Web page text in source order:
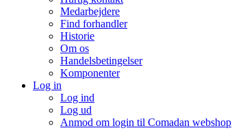
Medarbejdere
Find forhandler
Historie
Om os
Handelsbetingelser
Komponenter
Log in
Log ind
Log ud
Anmod om login til Comadan webshop